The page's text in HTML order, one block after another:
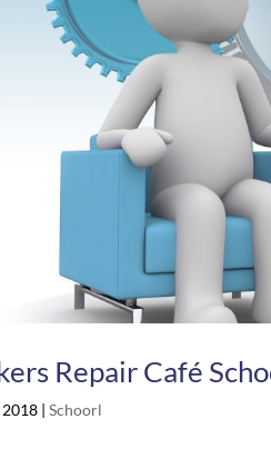
Repair Café
2018 |Schoorl